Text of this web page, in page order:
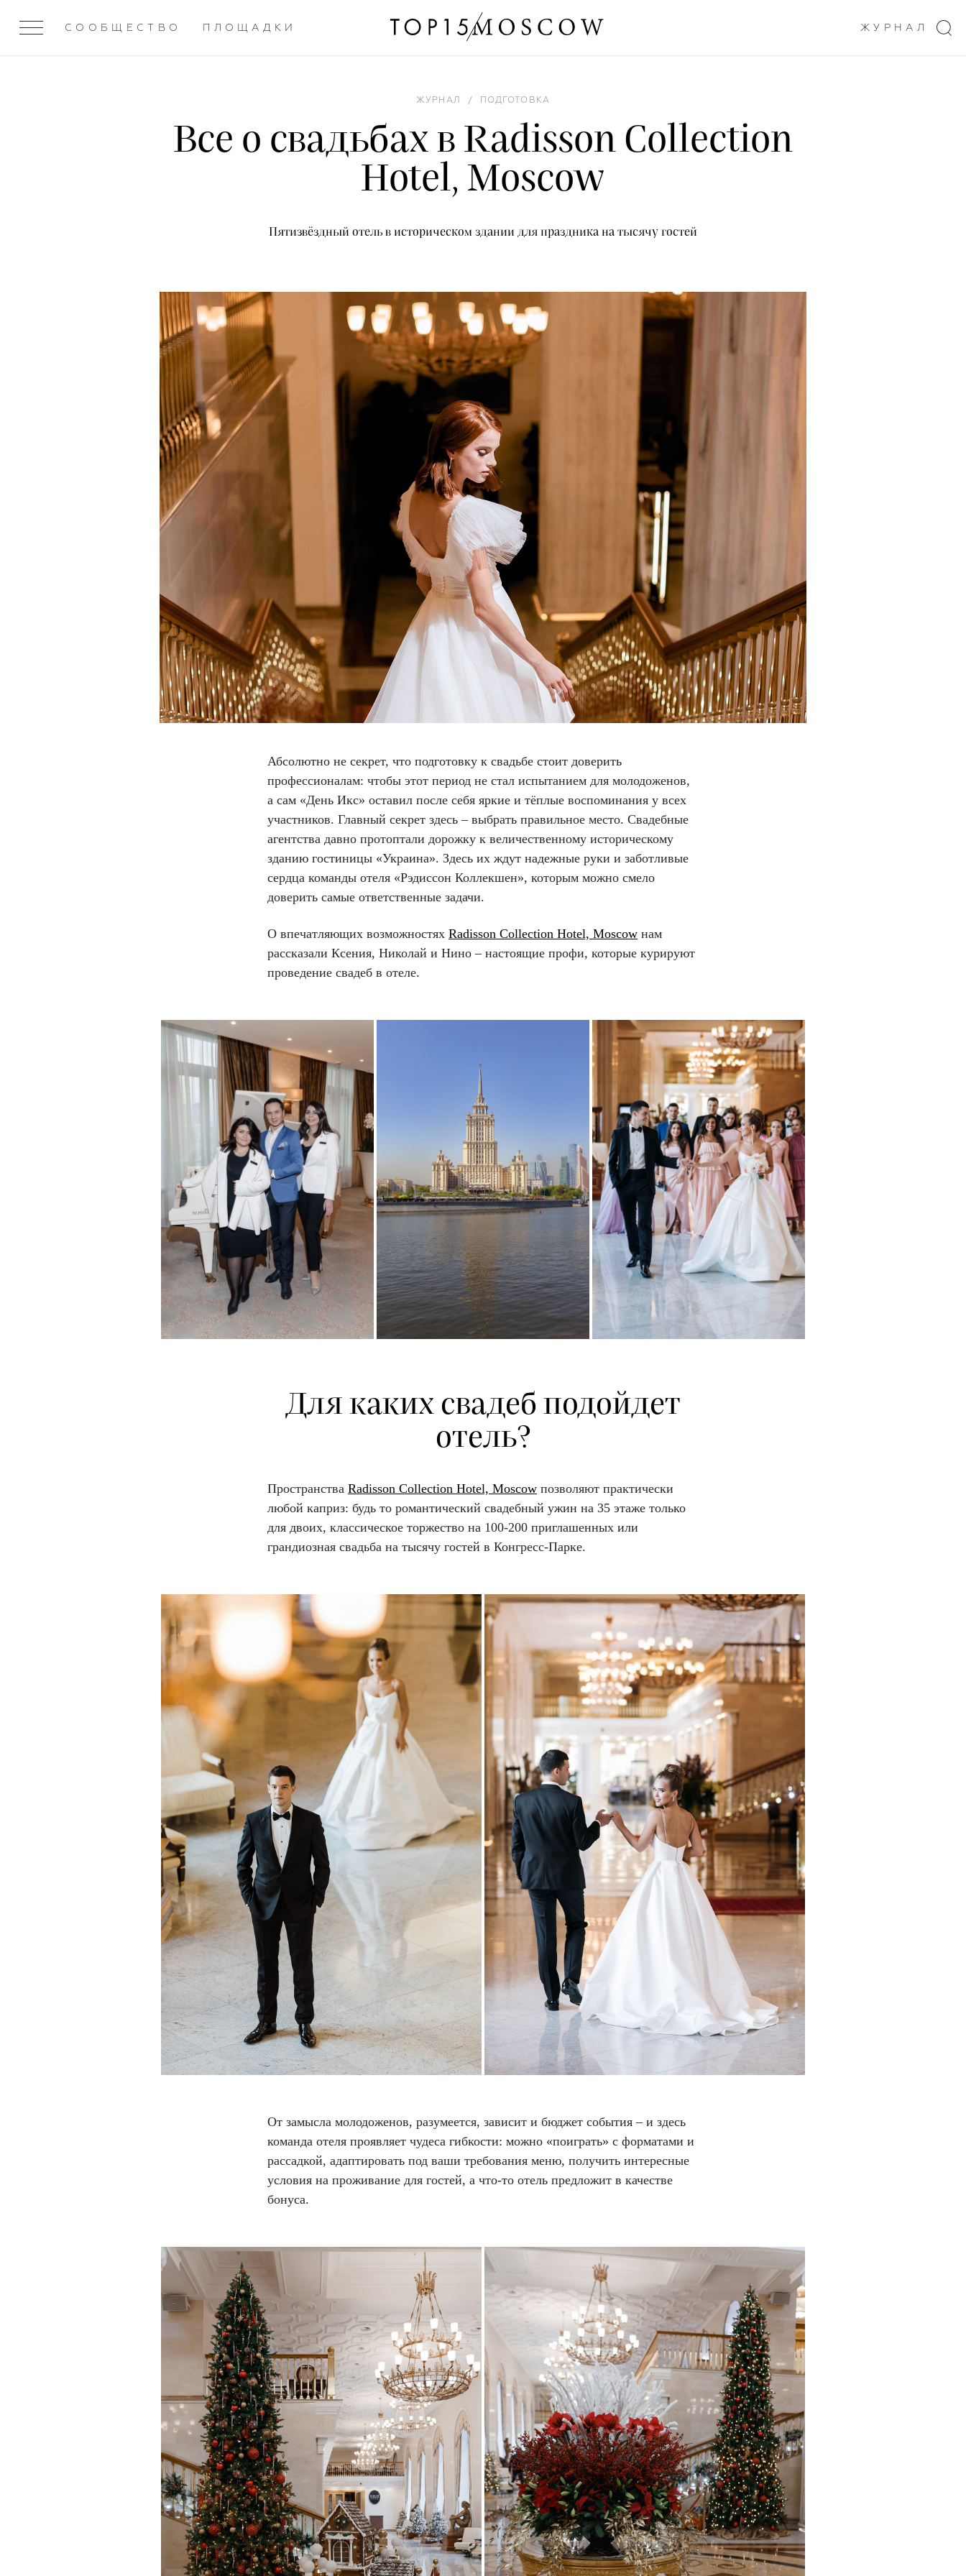
СООБЩЕСТВО ПЛОЩАДКИ ЖУРНАЛ
ЖУРНАЛ / ПОДГОТОВКА
Все о свадьбах в Radisson Collection
Hotel, Moscow
Пятизвёздный отель в историческом здании для праздника на тысячу гостей
Абсолютно не секрет, что подготовку к свадьбе стоит доверить
профессионалам: чтобы этот период не стал испытанием для молодоженов,
а сам «День Икс» оставил после себя яркие и тёплые воспоминания у всех
участников. Главный секрет здесь – выбрать правильное место. Свадебные
агентства давно протоптали дорожку к величественному историческому
зданию гостиницы «Украина». Здесь их ждут надежные руки и заботливые
сердца команды отеля «Рэдиссон Коллекшен», которым можно смело
доверить самые ответственные задачи.
О впечатляющих возможностях Radisson Collection Hotel, Moscow нам
рассказали Ксения, Николай и Нино – настоящие профи, которые курируют
проведение свадеб в отеле.
Для каких свадеб подойдет
отель?
Пространства Radisson Collection Hotel, Moscow позволяют практически
любой каприз: будь то романтический свадебный ужин на 35 этаже только
для двоих, классическое торжество на 100-200 приглашенных или
грандиозная свадьба на тысячу гостей в Конгресс-Парке.
От замысла молодоженов, разумеется, зависит и бюджет события – и здесь
команда отеля проявляет чудеса гибкости: можно «поиграть» с форматами и
рассадкой, адаптировать под ваши требования меню, получить интересные
условия на проживание для гостей, а что-то отель предложит в качестве
бонуса.